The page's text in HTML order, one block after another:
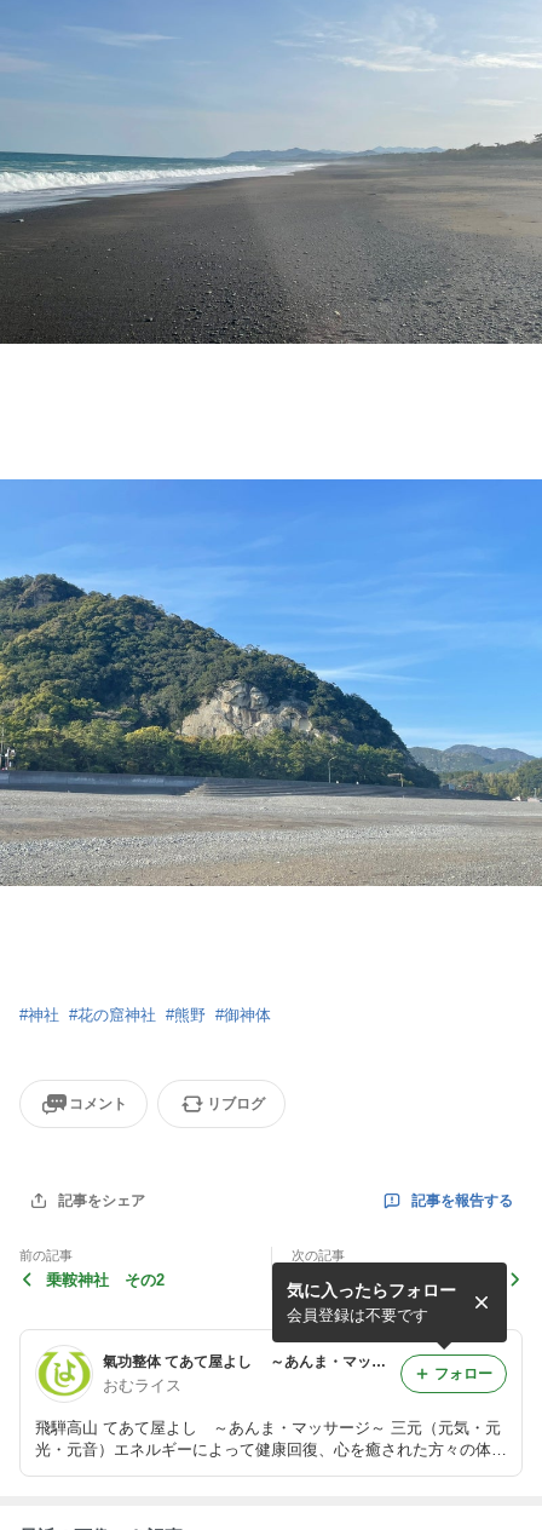
#神社 #花の窟神社 #熊野 #御神体
コメント リブログ
記事をシェア 記事を報告する
前の記事
乗鞍神社 その2
次の記事
おかげさまで８年目に入りま
す
氣功整体 てあて屋よし ～あんま・マッサージ～ 飛騨高山 三元エネルギーで心と身体をてあてします。
おむライス
飛騨高山 てあて屋よし ～あんま・マッサージ～ 三元（元気・元
光・元音）エネルギーによって健康回復、心を癒された方々の体験
談を紹介していきます。
気に入ったらフォロー
会員登録は不要です
フォロー